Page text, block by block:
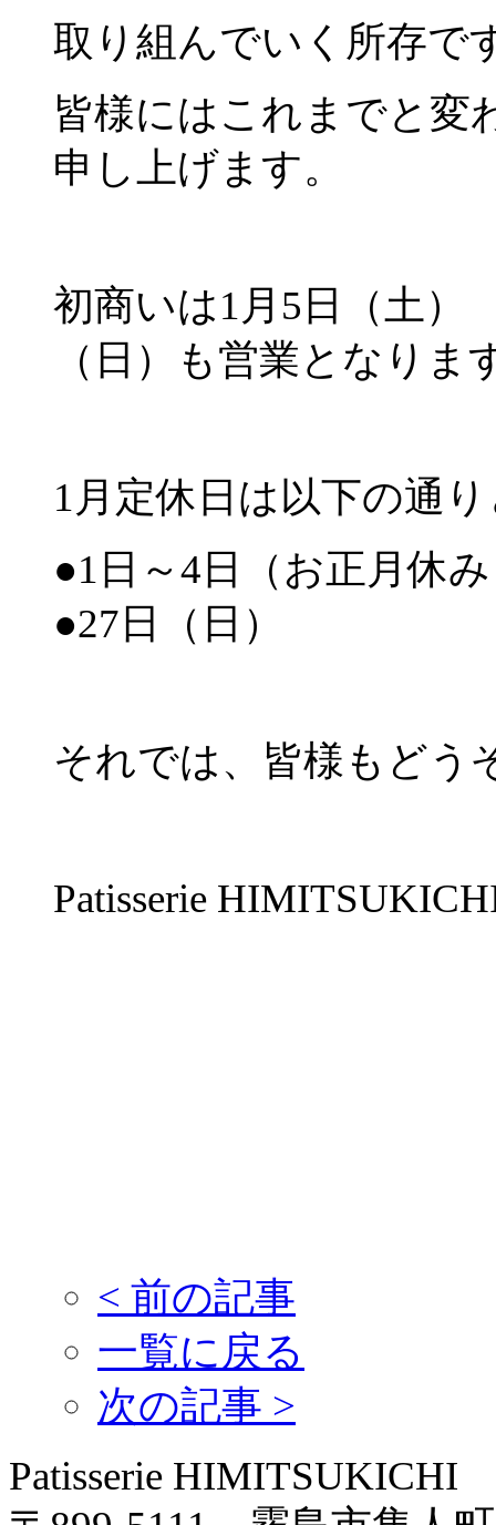
取り組んでいく所存で
皆様にはこれまでと変
申し上げます。
初商いは1月5日（土）
（日）も営業となりま
1月定休日は以下の通
●1日～4日（お正月
●27日（日）
それでは、皆様もどう
Patisserie
< 前の記事
一覧に戻る
次の記事 >
Patisserie HIMITSUKICHI